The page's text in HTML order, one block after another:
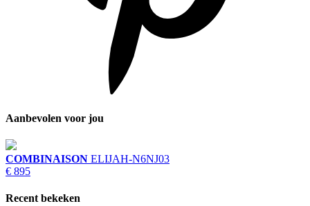
Aanbevolen voor jou
COMBINAISON ELIJAH-N6NJ03
€ 895
Recent bekeken